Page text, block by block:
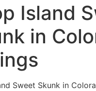
Island
in
Sweet Skunk in